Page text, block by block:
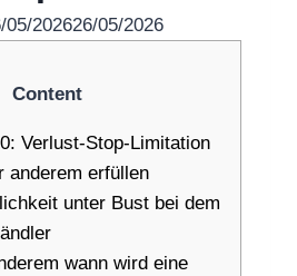
05/202626/05/2026
Content
Verlust-Stop-Limitation
anderem erfüllen
unter Bust bei dem
wann wird eine